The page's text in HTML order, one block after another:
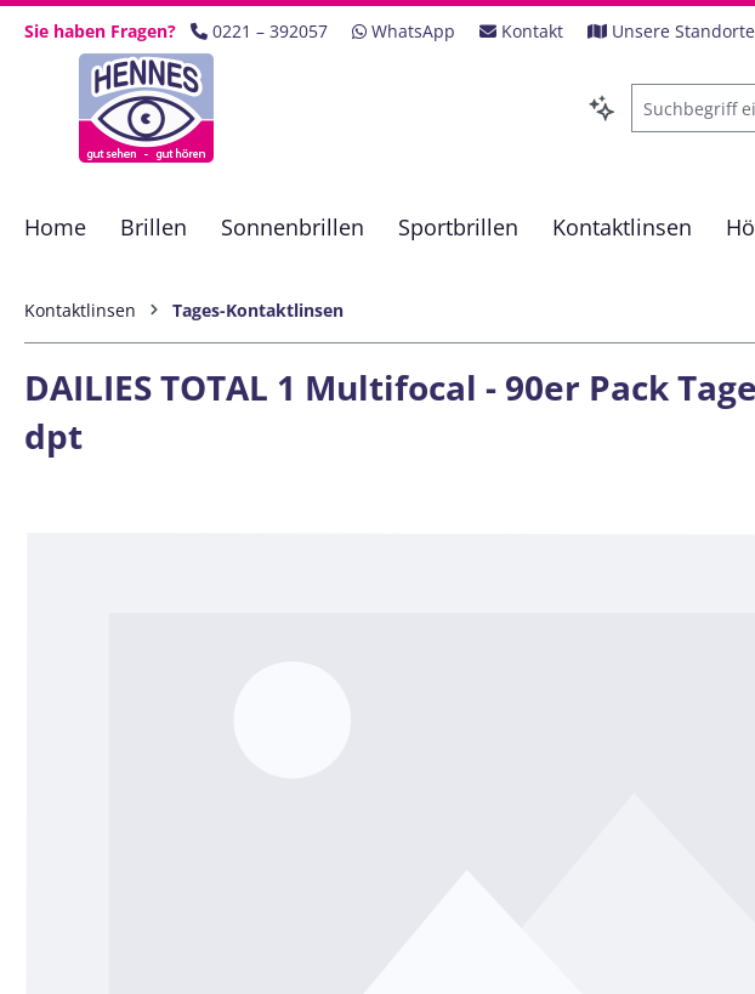
Hauptinhalt springen
Zur Suche springen
Zur Hauptnavigation springen
Sie haben Fragen? 0221 – 392057 WhatsApp Kontakt Unsere Standorte
Home Brillen Sonnenbrillen Sportbrillen Kontaktlinsen
Kontaktlinsen Tages-Kontaktlinsen
DAILIES TOTAL 1 Multifocal - 90er Pack
dpt